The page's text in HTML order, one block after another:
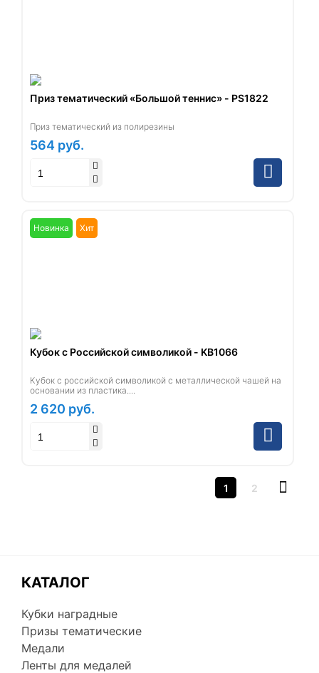
Приз тематический «Большой теннис» - PS1822
Приз тематический из полирезины
564 руб.
Новинка Хит
Кубок с Российской символикой - KB1066
Кубок с российской символикой с металлической чашей на
основании из пластика....
2 620 руб.
1 2
КАТАЛОГ
Кубки наградные
Призы тематические
Медали
Ленты для медалей